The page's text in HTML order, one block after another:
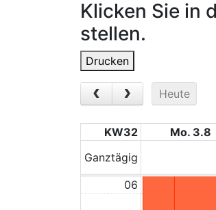
Klicken Sie in
stellen.
Drucken
Heute
KW32 Mo. 3.8
Ganztägig
01
02
03
05
06